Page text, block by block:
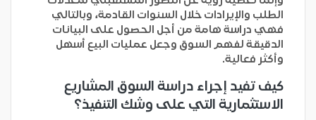
الطلب والإيرادات خلال السنوات القادمة، وبالتالي
فهي دراسة هامة من أجل الحصول على البيانات
الدقيقة لفهم السوق وجعل عمليات البيع أسهل
وأكثر فعالية.
كيف تفيد إجراء دراسة السوق المشاريع
الاستثمارية التي على وشك التنفيذ؟